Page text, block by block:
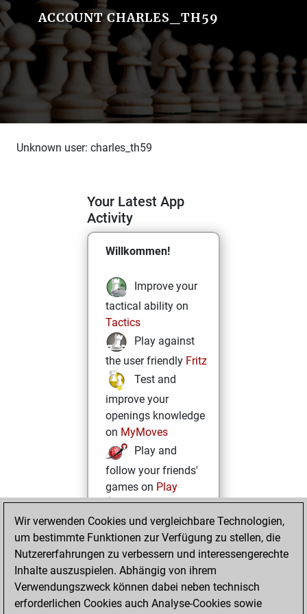
ACCOUNT CHARLES_TH59
Unknown user: charles_th59
Your Latest App
Activity
Willkommen!
Improve your
tactical ability on
Tactics
Play against
the user friendly Fritz
Test and
improve your
openings knowledge
on MyMoves
Play and
follow your friends'
games on Play
Solve some
beautiful and
challenging Studies
on Studies
Wir verwenden Cookies und vergleichbare Technologien,
um bestimmte Funktionen zur Verfügung zu stellen, die
Nutzererfahrungen zu verbessern und interessengerechte
Inhalte auszuspielen. Abhängig von ihrem
Verwendungszweck können dabei neben technisch
erforderlichen Cookies auch Analyse-Cookies sowie